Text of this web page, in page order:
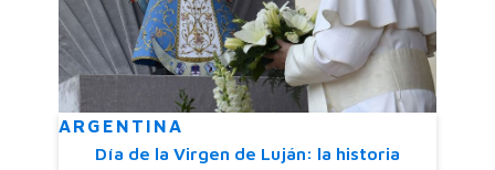
ARGENTINA
Día de la Virgen de Luján: la historia